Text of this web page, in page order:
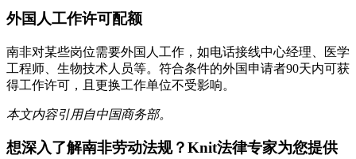
外国人工作许可配额
南非对某些岗位需要外国人工作，如电话接线中心经理、医学
工程师、生物技术人员等。符合条件的外国申请者90天内可获
得工作许可，且更换工作单位不受影响。
本文内容引用自中国商务部。
想深入了解南非劳动法规？Knit法律专家为您提供